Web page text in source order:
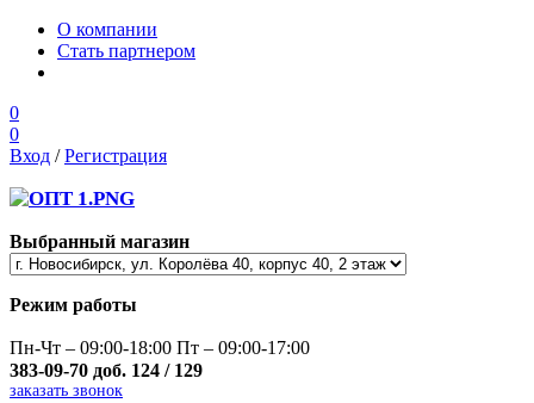
О компании
Стать партнером
0
0
Вход /Регистрация
Выбранный магазин
Режим работы
Пн-Чт – 09:00-18:00 Пт – 09:00-17:00
383-09-70 доб. 124 / 129
заказать звонок